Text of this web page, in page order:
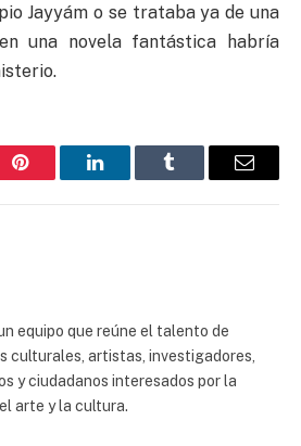
Jayyám o se trataba ya de una
una novela fantástica habría
Pinterest LinkedInTumblr Email
equipo que reúne el talento de
culturales, artistas, investigadores,
y ciudadanos interesados por la
arte y la cultura.